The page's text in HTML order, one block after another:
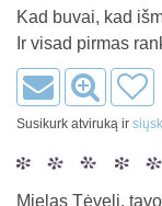
Kad buvai, kad
Ir visad pirmas
Susikurk atviruką ir
Mielas Tėveli,